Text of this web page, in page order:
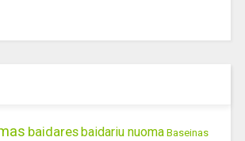
baidaresbaidariu nuoma Baseinas